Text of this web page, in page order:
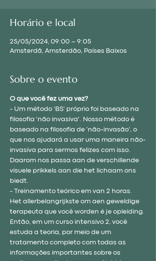
Horário e local
25/05/2024, 09:00 – 9:05
Amsterdã, Amsterdão, Países Baixos
Sobre o evento
O que você fez uma vez?
- Um método 'BS' próprio foi baseado na
filosofia 'não invasiva'. Nosso método é
baseado na filosofia de 'não-invasão', o
que nos ajudará a usar uma maneira não-
invasiva para sermos felizes com isso.
Daarom nos passa aan de verschillende
visuele prikkels aan die het lichaam ons
biedt.
- Treinamento teórico em van 2 horas.
Het allerbelangrijkste om aen ​​geweldige
terapeuta que você worden é je opleiding.
Então, em um curso intensivo 2, você
estuda a teoria, por meio de um
tratamento completo com todas as
informações importantes sobre os